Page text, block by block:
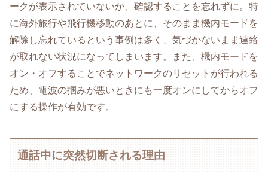
ークが表示されていないか、確認することを忘れずに。特
に海外旅行や飛行機移動のあとに、そのまま機内モードを
解除し忘れているという事例は多く、気づかないまま連絡
が取れない状況になってしまいます。また、機内モードを
オン・オフすることでネットワークのリセットが行われる
ため、電波の掴みが悪いときにも一度オンにしてからオフ
にする操作が有効です。
通話中に突然切断される理由